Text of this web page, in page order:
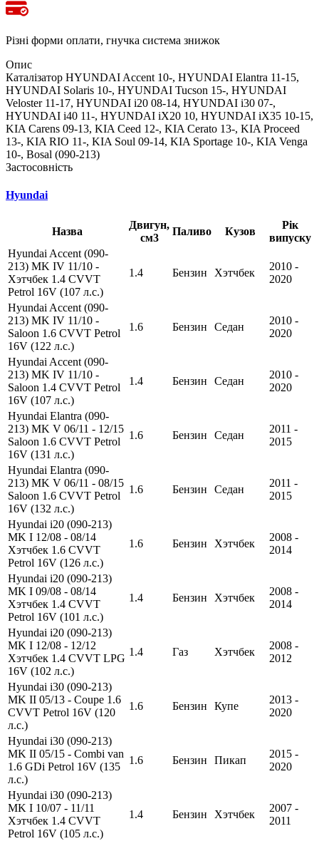
Різні форми оплати, гнучка система знижок
Опис
Каталізатор HYUNDAI Accent 10-, HYUNDAI Elantra 11-15,
HYUNDAI Solaris 10-, HYUNDAI Tucson 15-, HYUNDAI
Veloster 11-17, HYUNDAI i20 08-14, HYUNDAI i30 07-,
HYUNDAI i40 11-, HYUNDAI iX20 10, HYUNDAI iX35 10-15,
KIA Carens 09-13, KIA Ceed 12-, KIA Cerato 13-, KIA Proceed
13-, KIA RIO 11-, KIA Soul 09-14, KIA Sportage 10-, KIA Venga
10-, Bosal (090-213)
Застосовність
Hyundai
Назва
Двигун,
см3
Паливо Кузов
Рік
випуску
Hyundai Accent (090-
213) MK IV 11/10 -
Хэтчбек 1.4 CVVT
Petrol 16V (107 л.с.)
1.4 Бензин Хэтчбек
2010 -
2020
Hyundai Accent (090-
213) MK IV 11/10 -
Saloon 1.6 CVVT Petrol
16V (122 л.с.)
1.6 Бензин Седан
2010 -
2020
Hyundai Accent (090-
213) MK IV 11/10 -
Saloon 1.4 CVVT Petrol
16V (107 л.с.)
1.4 Бензин Седан
2010 -
2020
Hyundai Elantra (090-
213) MK V 06/11 - 12/15
Saloon 1.6 CVVT Petrol
16V (131 л.с.)
1.6 Бензин Седан
2011 -
2015
Hyundai Elantra (090-
213) MK V 06/11 - 08/15
Saloon 1.6 CVVT Petrol
16V (132 л.с.)
1.6 Бензин Седан
2011 -
2015
Hyundai i20 (090-213)
MK I 12/08 - 08/14
Хэтчбек 1.6 CVVT
Petrol 16V (126 л.с.)
1.6 Бензин Хэтчбек
2008 -
2014
Hyundai i20 (090-213)
MK I 09/08 - 08/14
Хэтчбек 1.4 CVVT
Petrol 16V (101 л.с.)
1.4 Бензин Хэтчбек
2008 -
2014
Hyundai i20 (090-213)
MK I 12/08 - 12/12
Хэтчбек 1.4 CVVT LPG
16V (102 л.с.)
1.4 Газ Хэтчбек
2008 -
2012
Hyundai i30 (090-213)
MK II 05/13 - Coupe 1.6
CVVT Petrol 16V (120
л.с.)
1.6 Бензин Купе
2013 -
2020
Hyundai i30 (090-213)
MK II 05/15 - Combi van
1.6 GDi Petrol 16V (135
л.с.)
1.6 Бензин Пикап
2015 -
2020
Hyundai i30 (090-213)
MK I 10/07 - 11/11
Хэтчбек 1.4 CVVT
Petrol 16V (105 л.с.)
1.4 Бензин Хэтчбек
2007 -
2011